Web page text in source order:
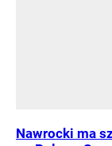
Nawrocki ma